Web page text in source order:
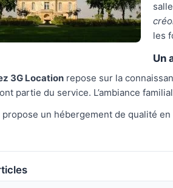
les
Un
3G Location repose sur la
partie du service. L’ambiance
propose un hébergement de qualité en